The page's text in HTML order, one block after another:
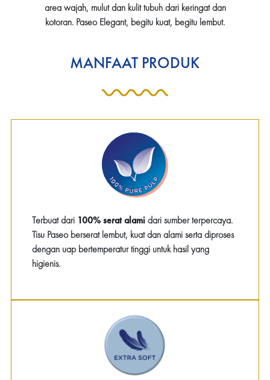
area wajah, mulut dan kulit tubuh dari keringat dan
kotoran. Paseo Elegant, begitu kuat, begitu lembut.
MANFAAT PRODUK
Terbuat dari 100% serat alamidari sumber terpercaya.
Tisu Paseo berserat lembut, kuat dan alami serta diproses
dengan uap bertemperatur tinggi untuk hasil yang
higienis.